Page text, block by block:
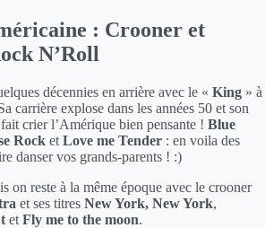
: Crooner et
N’Roll
décennies en arrière avec le « King » à
carrière explose dans les années 50 et son
crier l’Amérique bien pensante ! Blue
Rock et Love me Tender : en voila des
danser vos grands-parents ! :)
on reste à la même époque avec le crooner
et ses titres New York, New York,
et Fly me to the moon.